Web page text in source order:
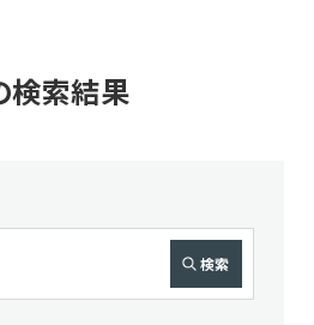
検索結果